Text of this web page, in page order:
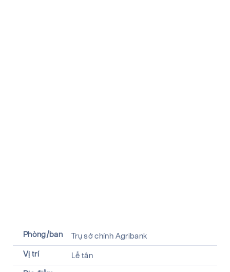
Phòng/ban Trụ sở chính Agribank
Vị trí Lễ tân